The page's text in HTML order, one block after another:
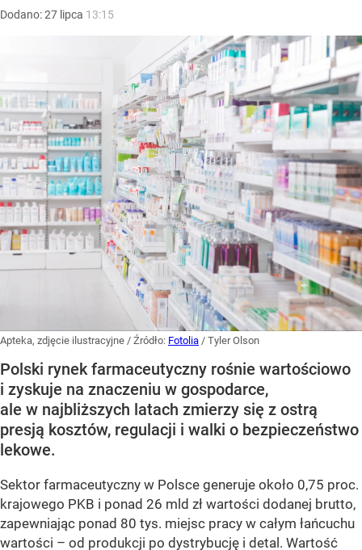
Dodano:27 lipca 13:15
Apteka, zdjęcie ilustracyjne / Źródło: Fotolia / Tyler Olson
Polski rynek farmaceutyczny rośnie wartościowo
i zyskuje na znaczeniu w gospodarce,
ale w najbliższych latach zmierzy się z ostrą
presją kosztów, regulacji i walki o bezpieczeństwo
lekowe.
Sektor farmaceutyczny w Polsce generuje około 0,75 proc.
krajowego PKB i ponad 26 mld zł wartości dodanej brutto,
zapewniając ponad 80 tys. miejsc pracy w całym łańcuchu
wartości – od produkcji po dystrybucję i detal. Wartość